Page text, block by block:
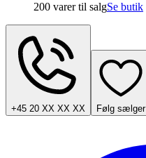
200 varertil salgSe butik
+45 20 XX XX XX Følg sælger